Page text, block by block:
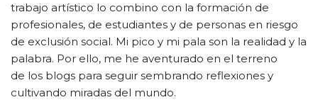
trabajo artístico lo combino con la formación de
profesionales, de estudiantes y de personas en riesgo
de exclusión social. Mi pico y mi pala son la realidad y la
palabra. Por ello, me he aventurado en el terreno
de los blogs para seguir sembrando reflexiones y
cultivando miradas del mundo.